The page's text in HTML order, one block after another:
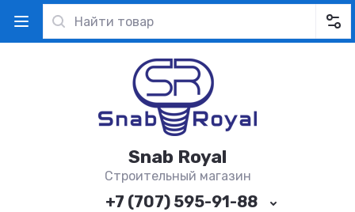
Snab Royal
Строительный магазин
+7 (707) 595-91-88